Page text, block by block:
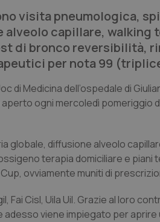
visita pneumologica,
alveolo capillare, walking
di bronco reversibilità,
per nota 99
di Medicina dell’ospedale di
ogni mercoledì pomeriggio
globale, diffusione alveolo
terapia domiciliare e piani
ovviamente muniti di
Cisl, Uila Uil. Grazie al loro
viene impiegato per aprire